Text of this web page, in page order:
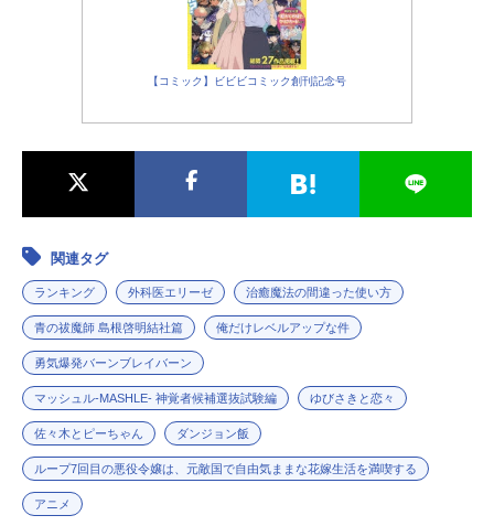
（木）〜2024年3月28日（木）TBS
ほか話数全12話キャストイサミ・ア
オ：鈴木崚汰ルイス・スミス：阿座
ル：会沢紗弥スペルビア：杉田智和
トウ：加隈亜衣ホノカ・スズナギ：
前田佳織里カレン・オルドレン：藤
井ゆきよニーナ・コワルスキー：森
ウジ・サタケ：細谷佳正ヒロ・アウ
リィ：野津山幸宏リョウマ・アラカ
イ：木村昴アキラ・ミシマ：井澤詩
織シェリー・ローレン：吉田早希ハ
イデマリー・バロウ：浅川悠イサ
オ・カワダ：白熊寛嗣ボブ・クレイ
ブ：チョークピリダス：稲田徹クー
ヌス...
【コミック】ビビビコミック創刊記念号
関連タグ
ランキング 外科医エリーゼ 治癒魔法の間違った使い方
青の祓魔師 島根啓明結社篇 俺だけレベルアップな件
勇気爆発バーンブレイバーン
マッシュル-MASHLE- 神覚者候補選抜試験編 ゆびさきと恋々
佐々木とピーちゃん ダンジョン飯
ループ7回目の悪役令嬢は、元敵国で自由気ままな花嫁生活を満喫する
アニメ